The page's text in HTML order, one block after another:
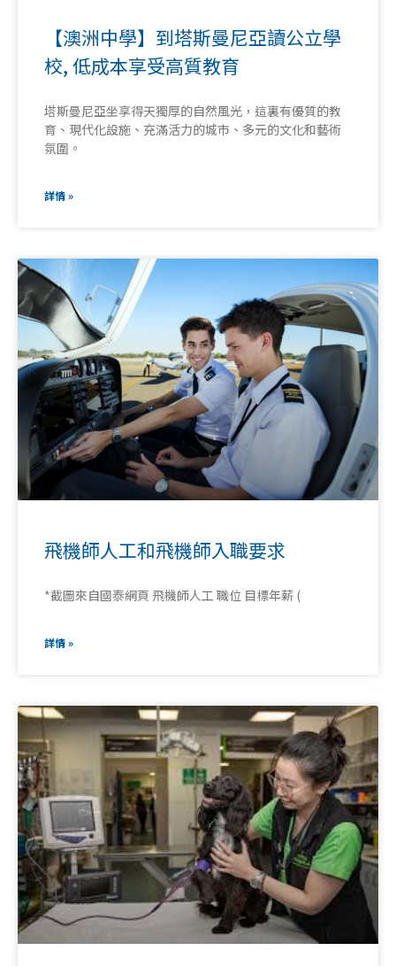
【澳洲中學】到塔斯曼尼亞讀公立學
校, 低成本享受高質教育
塔斯曼尼亞坐享得天獨厚的自然風光，這裏有優質的教
育、現代化設施、充滿活力的城市、多元的文化和藝術
氛圍。
詳情 »
飛機師人工和飛機師入職要求
*截圖來自國泰網頁 飛機師人工 職位 目標年薪 (
詳情 »